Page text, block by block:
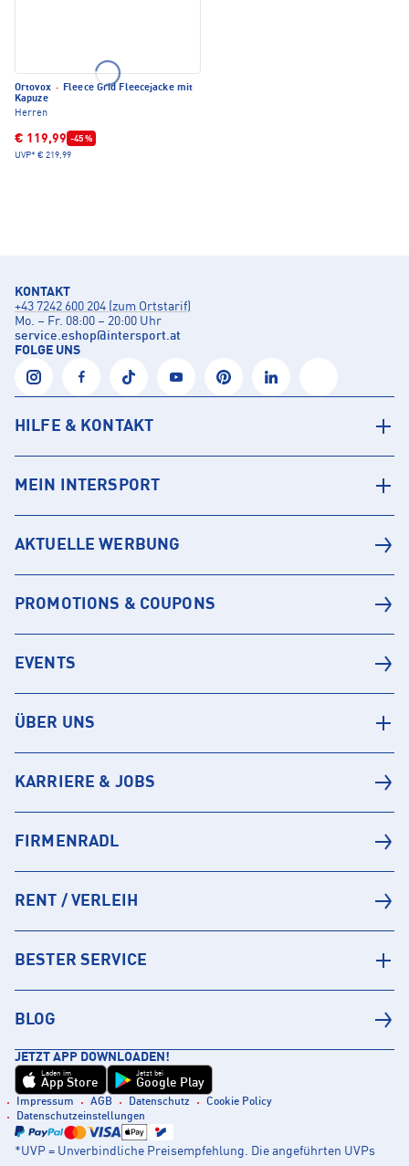
Ortovox · Fleece Grid Fleecejacke mit
Kapuze
Herren
€ 119,99 -45 %
UVP* € 219,99
KONTAKT
+43 7242 600 204 (zum Ortstarif)
Mo. – Fr. 08:00 – 20:00 Uhr
service.eshop@intersport.at
FOLGE UNS
HILFE & KONTAKT
MEIN INTERSPORT
AKTUELLE WERBUNG
PROMOTIONS & COUPONS
EVENTS
ÜBER UNS
KARRIERE & JOBS
FIRMENRADL
RENT / VERLEIH
BESTER SERVICE
BLOG
JETZT APP DOWNLOADEN!
Laden im
App Store
Jetzt bei
Google Play
Impressum AGB Datenschutz
Cookie Policy
Datenschutzeinstellungen
*UVP = Unverbindliche Preisempfehlung. Die angeführten UVPs